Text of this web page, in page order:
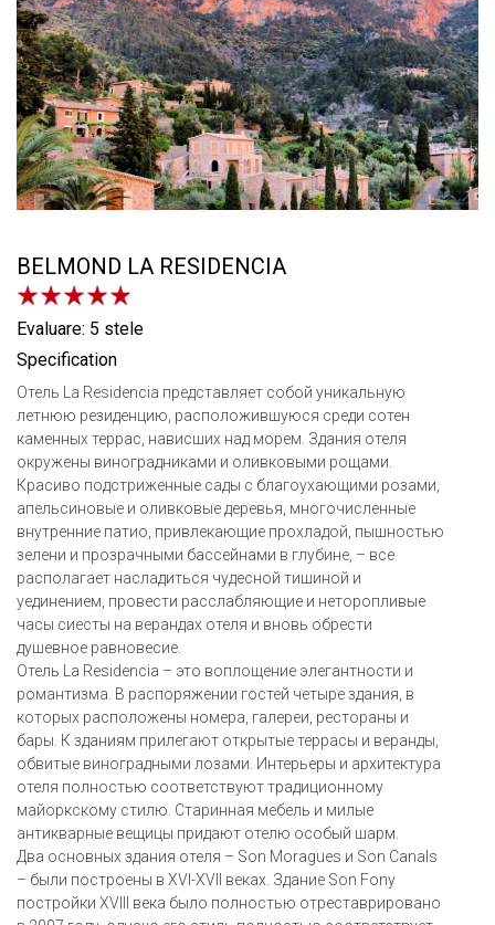
BELMOND LA RESIDENCIA
Evaluare: 5 stele
Specification
Отель La Residencia представляет собой уникальную
летнюю резиденцию, расположившуюся среди сотен
каменных террас, нависших над морем. Здания отеля
окружены виноградниками и оливковыми рощами.
Красиво подстриженные сады с благоухающими розами,
апельсиновые и оливковые деревья, многочисленные
внутренние патио, привлекающие прохладой, пышностью
зелени и прозрачными бассейнами в глубине, – все
располагает насладиться чудесной тишиной и
уединением, провести расслабляющие и неторопливые
часы сиесты на верандах отеля и вновь обрести
душевное равновесие.
Отель La Residencia – это воплощение элегантности и
романтизма. В распоряжении гостей четыре здания, в
которых расположены номера, галереи, рестораны и
бары. К зданиям прилегают открытые террасы и веранды,
обвитые виноградными лозами. Интерьеры и архитектура
отеля полностью соответствуют традиционному
майоркскому стилю. Старинная мебель и милые
антикварные вещицы придают отелю особый шарм.
Два основных здания отеля – Son Moragues и Son Canals
– были построены в XVI-XVII веках. Здание Son Fony
постройки XVIII века было полностью отреставрировано